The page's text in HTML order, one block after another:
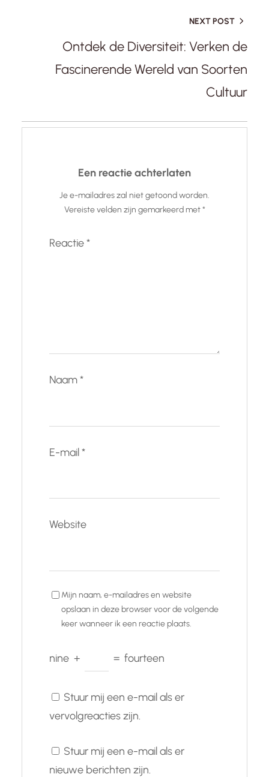
NEXT POST
Ontdek de Diversiteit: Verken de
Fascinerende Wereld van Soorten
Cultuur
Een reactie achterlaten
Je e-mailadres zal niet getoond worden.
Vereiste velden zijn gemarkeerd met*
Reactie*
Naam*
E-mail*
Website
Mijn naam, e-mailadres en website
opslaan in deze browser voor de volgende
keer wanneer ik een reactie plaats.
nine + = fourteen
Stuur mij een e-mail als er
vervolgreacties zijn.
Stuur mij een e-mail als er
nieuwe berichten zijn.